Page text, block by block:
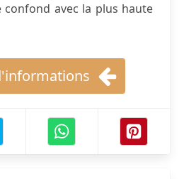
confond avec la plus haute